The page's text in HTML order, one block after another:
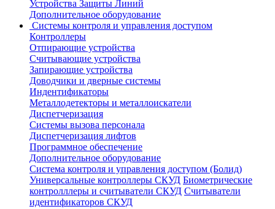
Устройства Защиты Линий
Дополнительное оборудование
Системы контроля и управления доступом
Контроллеры
Отпирающие устройства
Считывающие устройства
Запирающие устройства
Доводчики и дверные системы
Индентификаторы
Металлодетекторы и металлоискатели
Диспетчеризация
Системы вызова персонала
Диспетчеризация лифтов
Программное обеспечение
Дополнительное оборудование
Система контроля и управления доступом (Болид)
Универсальные контроллеры СКУД Биометрические
контролллеры и считыватели СКУД Считыватели
идентификаторов СКУД